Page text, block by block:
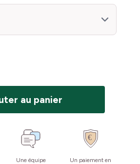
au panier
Une équipe
Un paiement en